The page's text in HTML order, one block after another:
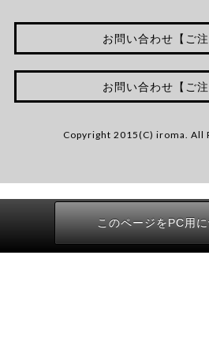
お問い合わせ【ご注
お問い合わせ【ご注
Copyright 2015(C) iroma. All
このページをPC用に